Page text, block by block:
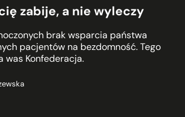
zabije, a nie wyleczy
brak wsparcia państwa
pacjentów na bezdomność. Tego
was Konfederacja.